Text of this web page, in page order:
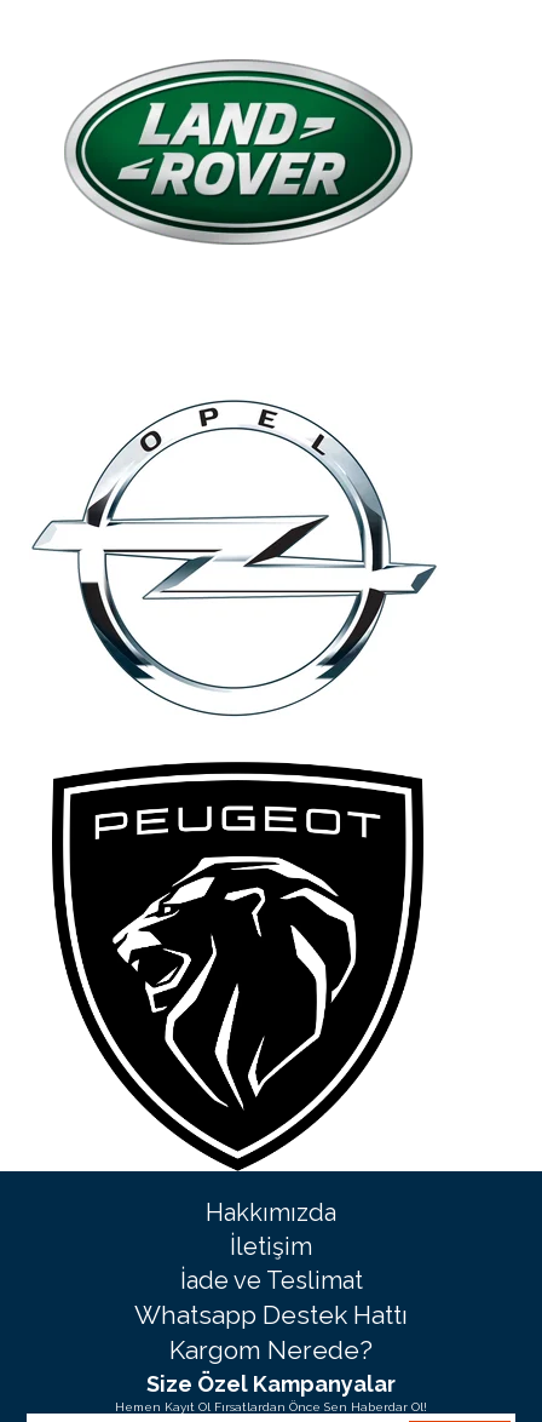
Hakkımızda
İletişim
İade ve Teslimat
Whatsapp Destek Hattı
Kargom Nerede?
Size Özel Kampanyalar
Hemen Kayıt Ol Fırsatlardan Önce Sen Haberdar Ol!